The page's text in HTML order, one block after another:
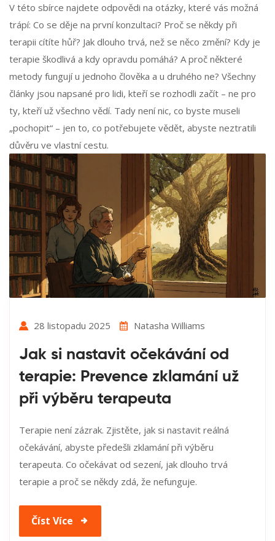
V této sbírce najdete odpovědi na otázky, které vás možná
trápí: Co se děje na první konzultaci? Proč se někdy při
terapii cítíte hůř? Jak dlouho trvá, než se něco změní? Kdy je
terapie škodlivá a kdy opravdu pomáhá? A proč některé
metody fungují u jednoho člověka a u druhého ne? Všechny
články jsou napsané pro lidi, kteří se rozhodli začít – ne pro
ty, kteří už všechno vědí. Tady není nic, co byste museli
„pochopit“ – jen to, co potřebujete vědět, abyste neztratili
důvěru ve vlastní cestu.
28 listopadu 2025 Natasha Williams
Jak si nastavit očekávání od
terapie: Prevence zklamání už
při výběru terapeuta
Terapie není zázrak. Zjistěte, jak si nastavit reálná
očekávání, abyste předešli zklamání při výběru
terapeuta. Co očekávat od sezení, jak dlouho trvá
terapie a proč se někdy zdá, že nefunguje.
Číst Více